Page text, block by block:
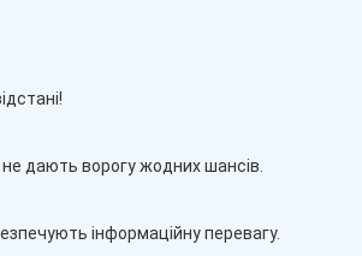
не дають ворогу жодних шансів.
інформаційну перевагу.